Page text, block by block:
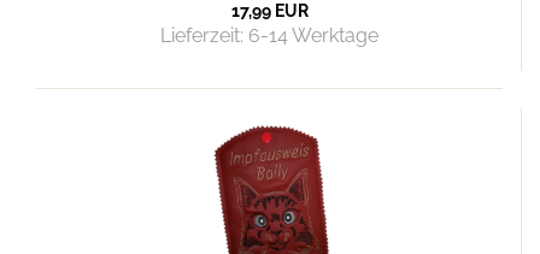
17,99 EUR
Lieferzeit: 6-14 Werktage